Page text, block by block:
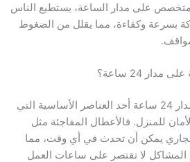
على مدار الساعة، يستطيع الناس
بسرعة وكفاءة، مما يقلل من الضغوط
24 ساعة؟
تعد خدمات السباكة على مدار 24 ساعة أحد العناصر الأساسية التي
للمنزل. فالأعطال المفاجئة مثل
يمكن أن تحدث في أي وقت، مما
المشاكل لا تقتصر على ساعات العمل